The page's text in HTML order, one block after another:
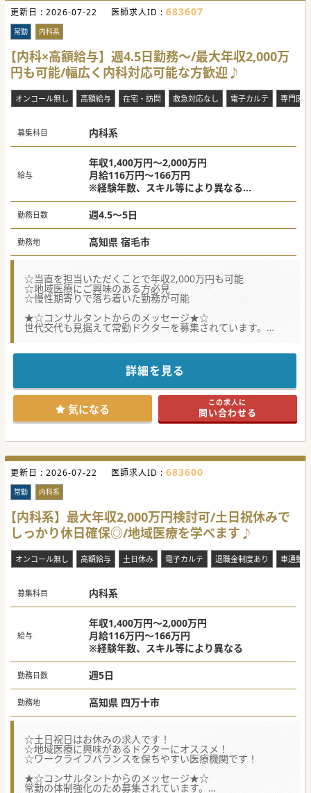
更新日 : 2026-07-22 医師求人ID : 683607
常勤 内科系
【内科×高額給与】週4.5日勤務～/最大年収2,000万
円も可能/幅広く内科対応可能な方歓迎♪
オンコール無し 高額給与 在宅・訪問 救急対応なし 電子カルテ 専門医
募集科目 内科系
給与
年収1,400万円～2,000万円
月給116万円～166万円
※経験年数、スキル等により異なる
※上記は当直手当を含む
勤務日数 週4.5～5日
勤務地 高知県 宿毛市
☆当直を担当いただくことで年収2,000万円も可能
☆地域医療にご興味のある方必見
☆慢性期寄りで落ち着いた勤務が可能
★☆コンサルタントからのメッセージ★☆
世代交代も見据えて常勤ドクターを募集されています。
地域医療を経験されたいドクターにもオススメの求人です。
詳細を見る
気になる この求人に
問い合わせる
更新日 : 2026-07-22 医師求人ID : 683600
常勤 内科系
【内科系】最大年収2,000万円検討可/土日祝休みで
しっかり休日確保◎/地域医療を学べます♪
オンコール無し 高額給与 土日休み 電子カルテ 退職金制度あり 車通勤可
募集科目 内科系
給与
年収1,400万円～2,000万円
月給116万円～166万円
※経験年数、スキル等により異なる
勤務日数 週5日
勤務地 高知県 四万十市
☆土日祝日はお休みの求人です！
☆地域医療に興味があるドクターにオススメ！
☆ワークライフバランスを保ちやすい医療機関です！
★☆コンサルタントからのメッセージ★☆
常勤の体制強化のため募集されています。